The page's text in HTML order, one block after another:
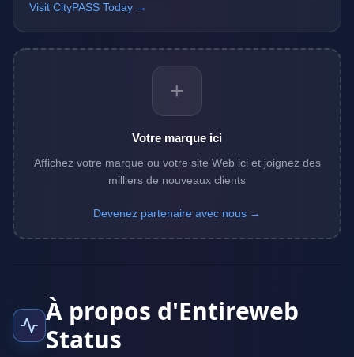
Visit CityPASS Today →
+
Votre marque ici
Affichez votre marque ou votre site Web ici et joignez des
milliers de nouveaux clients
Devenez partenaire avec nous →
À propos d'Entireweb
Status